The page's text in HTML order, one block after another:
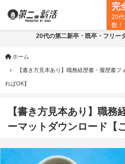
完
20
数！
20代の第二新卒・既卒・フリー
ホーム
【書き方見本あり】職務経歴書・履歴書
ればOK】
【書き方見本あり】職務
ーマットダウンロード【